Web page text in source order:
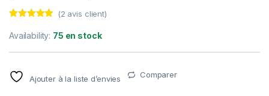
sur 5
basé sur
notations
(2 avis client)
Availability: 75 en stock
Ajouter à la liste d’envies Comparer